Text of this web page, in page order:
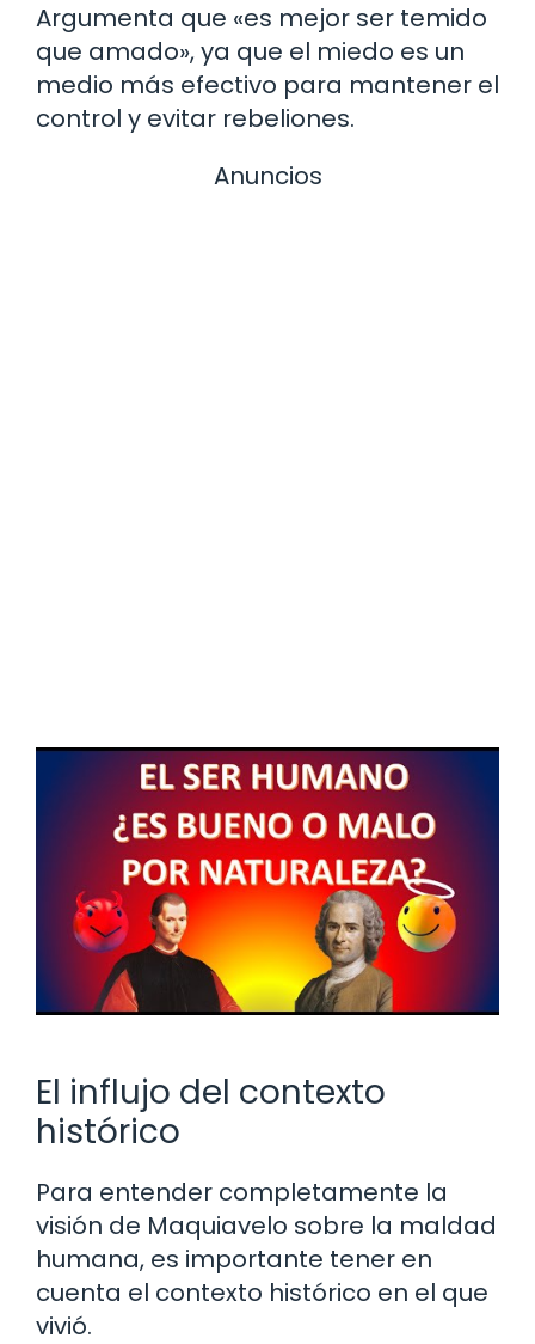
Argumenta que «es mejor ser temido
que amado», ya que el miedo es un
medio más efectivo para mantener el
control y evitar rebeliones.
Anuncios
El influjo del contexto
histórico
Para entender completamente la
visión de Maquiavelo sobre la maldad
humana, es importante tener en
cuenta el contexto histórico en el que
vivió.